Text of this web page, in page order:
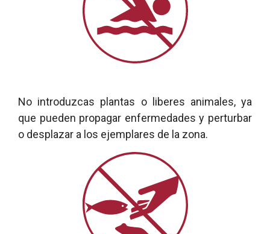
No introduzcas plantas o liberes animales, ya
que pueden propagar enfermedades y perturbar
o desplazar a los ejemplares de la zona.